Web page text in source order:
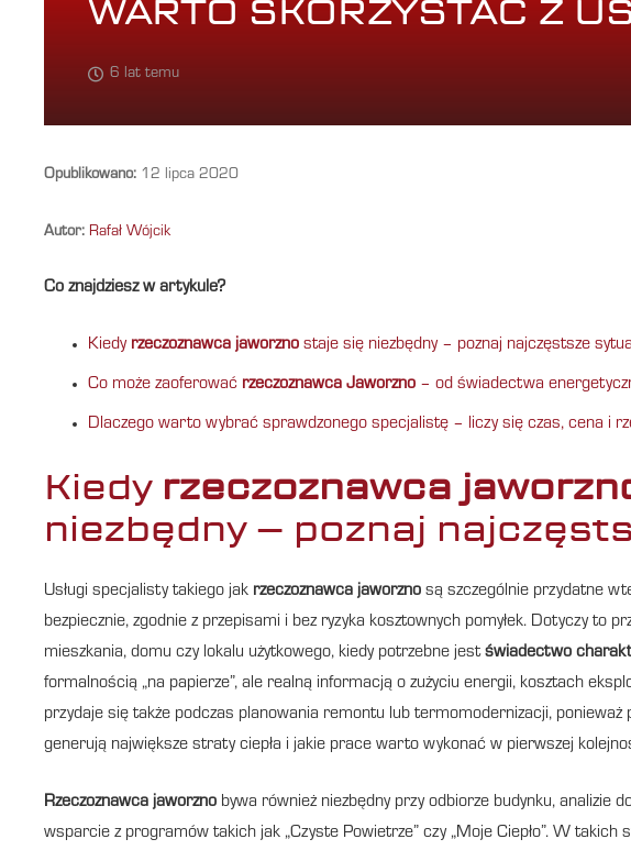
WARTO SKORZYSTAĆ Z
6 lat temu
Opublikowano: 12 lipca 2020
Autor: Rafał Wójcik
Co znajdziesz w artykule?
Kiedy rzeczoznawca jaworzno staje się niezbędny – poznaj najczęstsze
Co może zaoferować rzeczoznawca Jaworzno – od świadectwa
Dlaczego warto wybrać sprawdzonego specjalistę – liczy się czas, cena i
Kiedy rzeczoznawca
niezbędny – poznaj
Usługi specjalisty takiego jak rzeczoznawca jaworzno są szczególnie przydatne
bezpiecznie, zgodnie z przepisami i bez ryzyka kosztownych pomyłek. Dotyczy to
mieszkania, domu czy lokalu użytkowego, kiedy potrzebne jestświadectwo
formalnością „na papierze”, ale realną informacją o zużyciu energii, kosztach
przydaje się także podczas planowania remontu lub termomodernizacji,
generują największe straty ciepła i jakie prace warto wykonać w pierwszej
Rzeczoznawca jaworzno bywa również niezbędny przy odbiorze budynku, analizie
wsparcie z programów takich jak „Czyste Powietrze” czy „Moje Ciepło”. W